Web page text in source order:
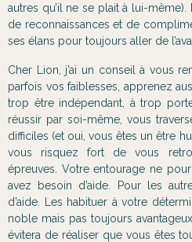
autres qu’il ne se plait à lui-même).
de reconnaissances et de
ses élans pour toujours aller de
Cher Lion, j’ai un conseil à vous
parfois vos faiblesses, apprenez
trop être indépendant, à trop
réussir par soi-même, vous
difficiles (et oui, vous êtes un être
vous risquez fort de vous
épreuves. Votre entourage ne
avez besoin d’aide. Pour les
d’aide. Les habituer à votre
noble mais pas toujours
évitera de réaliser que vous êtes